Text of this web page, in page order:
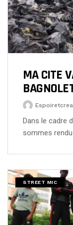
MA CITE
Dans le cadre
sommes
STREET MIC